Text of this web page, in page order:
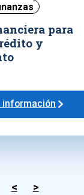
para
y
información
< >